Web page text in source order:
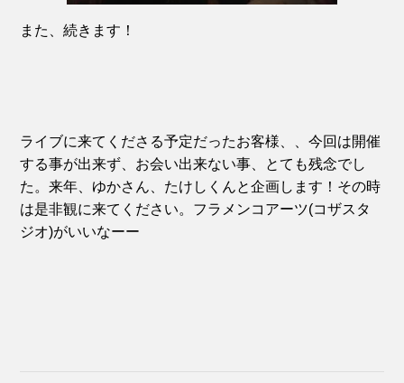
また、続きます！
ライブに来てくださる予定だったお客様、、今回は開催
する事が出来ず、お会い出来ない事、とても残念でし
た。来年、ゆかさん、たけしくんと企画します！その時
は是非観に来てください。フラメンコアーツ(コザスタ
ジオ)がいいなーー